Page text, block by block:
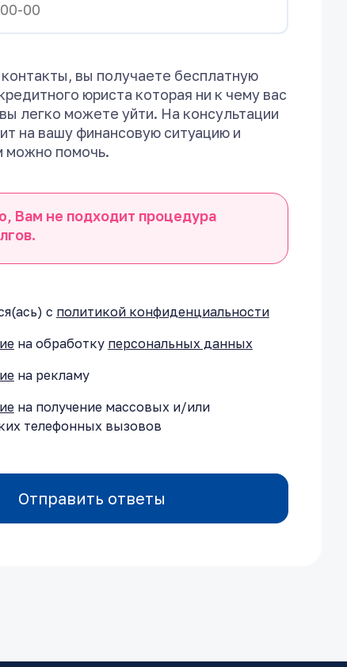
вы получаете бесплатную
юриста которая ни к чему вас
легко можете уйти. На консультации
на вашу финансовую ситуацию и
можно помочь.
Вам не подходит процедура
с политикой конфиденциальности
на обработку персональных данных
на рекламу
на получение массовых и/или
телефонных вызовов
Отправить ответы